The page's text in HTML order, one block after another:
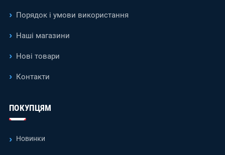
Порядок і умови використання
Наші магазини
Нові товари
Контакти
ПОКУПЦЯМ
Новинки